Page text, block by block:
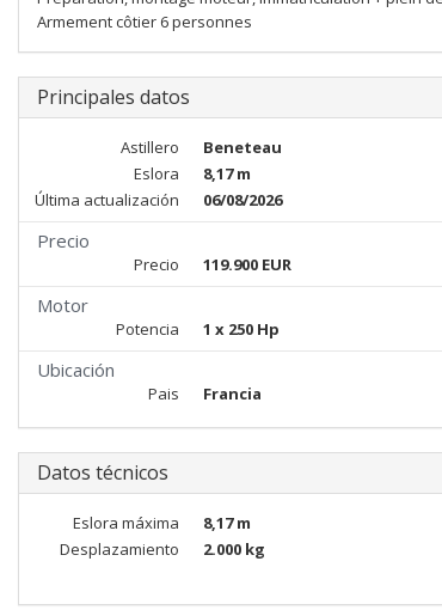
Armement côtier 6 personnes
Principales datos
Astillero Beneteau
Eslora
8,17 m
Última actualización
06/08/2026
Precio
Precio 119.900 EUR
Motor
Potencia 1 x 250 Hp
Ubicación
Pais Francia
Datos técnicos
Eslora máxima 8,17 m
Desplazamiento
2.000 kg